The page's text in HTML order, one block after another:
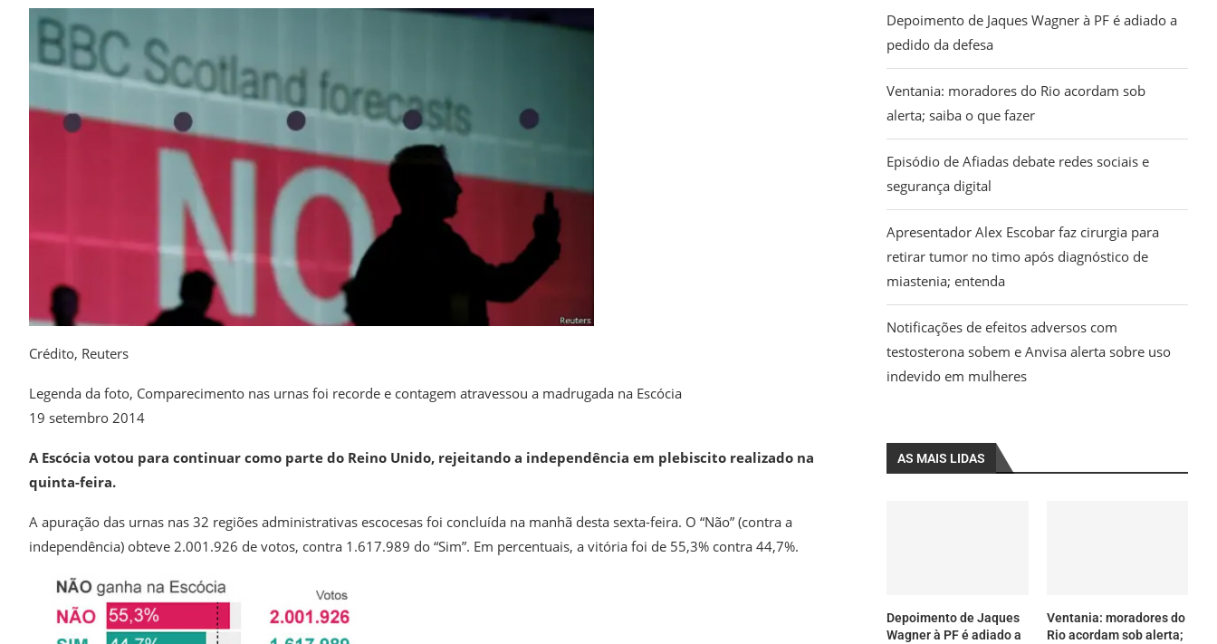
Crédito, Reuters
Legenda da foto, Comparecimento nas urnas foi recorde e contagem atravessou a madrugada na Escócia
19 setembro 2014
A Escócia votou para continuar como parte do Reino Unido, rejeitando a independência em plebiscito realizado na
quinta-feira.
A apuração das urnas nas 32 regiões administrativas escocesas foi concluída na manhã desta sexta-feira. O “Não” (contra a
independência) obteve 2.001.926 de votos, contra 1.617.989 do “Sim”. Em percentuais, a vitória foi de 55,3% contra 44,7%.
Depoimento de Jaques Wagner à PF é adiado a
pedido da defesa
Ventania: moradores do Rio acordam sob
alerta; saiba o que fazer
Episódio de Afiadas debate redes sociais e
segurança digital
Apresentador Alex Escobar faz cirurgia para
retirar tumor no timo após diagnóstico de
miastenia; entenda
Notificações de efeitos adversos com
testosterona sobem e Anvisa alerta sobre uso
indevido em mulheres
AS MAIS LIDAS
Depoimento de Jaques
Wagner à PF é adiado a
Ventania: moradores do
Rio acordam sob alerta;